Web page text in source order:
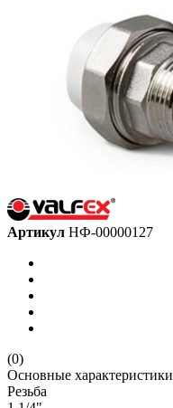
Артикул НФ-00000127
(0)
Основные характеристики
Резьба